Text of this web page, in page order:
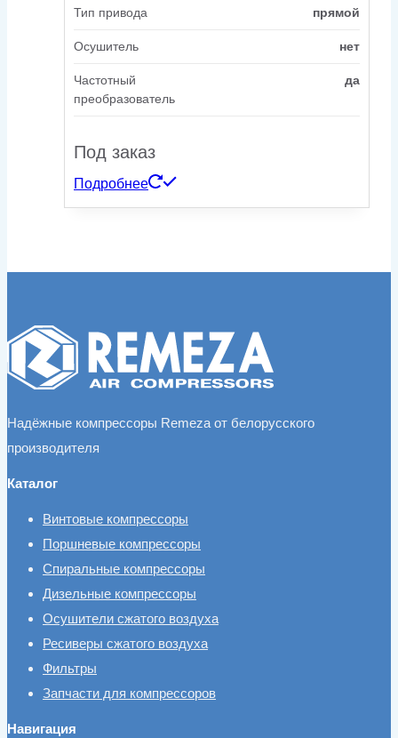
Тип привода прямой
Осушитель нет
Частотный
преобразователь
да
Под заказ
Подробнее
Надёжные компрессоры Remeza от белорусского
производителя
Каталог
Винтовые компрессоры
Поршневые компрессоры
Спиральные компрессоры
Дизельные компрессоры
Осушители сжатого воздуха
Ресиверы сжатого воздуха
Фильтры
Запчасти для компрессоров
Навигация